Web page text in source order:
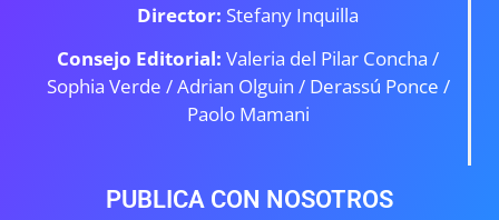
Director: Stefany Inquilla
Consejo Editorial: Valeria del Pilar Concha /
Sophia Verde /Adrian Olguin / Derassú Ponce /
Paolo Mamani
PUBLICA CON NOSOTROS